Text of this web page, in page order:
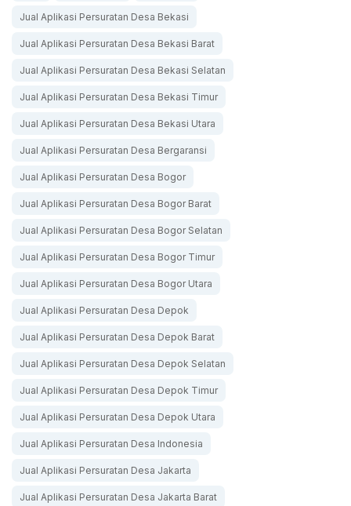
Jual Aplikasi Persuratan Desa Bekasi
Jual Aplikasi Persuratan Desa Bekasi Barat
Jual Aplikasi Persuratan Desa Bekasi Selatan
Jual Aplikasi Persuratan Desa Bekasi Timur
Jual Aplikasi Persuratan Desa Bekasi Utara
Jual Aplikasi Persuratan Desa Bergaransi
Jual Aplikasi Persuratan Desa Bogor
Jual Aplikasi Persuratan Desa Bogor Barat
Jual Aplikasi Persuratan Desa Bogor Selatan
Jual Aplikasi Persuratan Desa Bogor Timur
Jual Aplikasi Persuratan Desa Bogor Utara
Jual Aplikasi Persuratan Desa Depok
Jual Aplikasi Persuratan Desa Depok Barat
Jual Aplikasi Persuratan Desa Depok Selatan
Jual Aplikasi Persuratan Desa Depok Timur
Jual Aplikasi Persuratan Desa Depok Utara
Jual Aplikasi Persuratan Desa Indonesia
Jual Aplikasi Persuratan Desa Jakarta
Jual Aplikasi Persuratan Desa Jakarta Barat